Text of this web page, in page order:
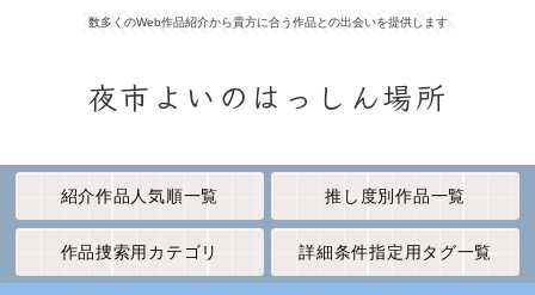
数多くのWeb作品紹介から貴方に合う作品との出会いを提供します
夜市よいのはっしん場所
紹介作品人気順一覧 推し度別作品一覧
作品捜索用カテゴリ 詳細条件指定用タグ一覧